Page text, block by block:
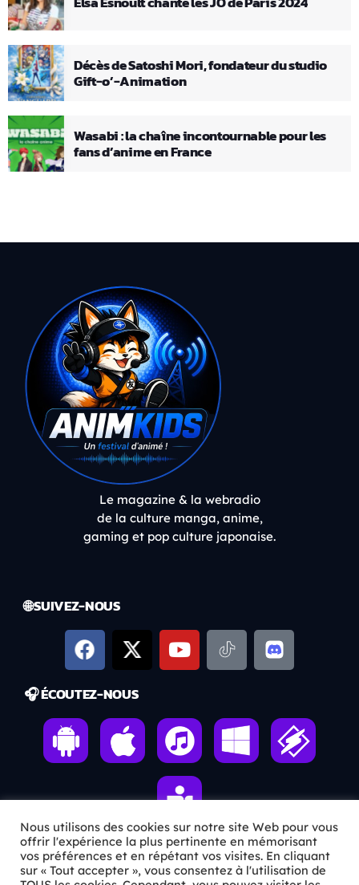
Décès de Satoshi Mori, fondateur du studio
Gift-o’-Animation
Wasabi : la chaîne incontournable pour les
fans d’anime en France
Le magazine & la webradio
de la culture manga, anime,
gaming et pop culture japonaise.
🌐 SUIVEZ-NOUS
🎧 ÉCOUTEZ-NOUS
ℹ️ INFOS PRATIQUES
Nous utilisons des cookies sur notre site Web pour vous
offrir l'expérience la plus pertinente en mémorisant
vos préférences et en répétant vos visites. En cliquant
sur « Tout accepter », vous consentez à l'utilisation de